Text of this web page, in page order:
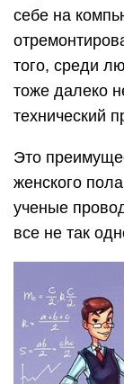
себе на
того, среди
тоже далеко
технический
Это
женского
ученые
все не так